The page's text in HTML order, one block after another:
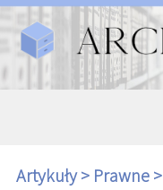
Artykuły > Prawne >